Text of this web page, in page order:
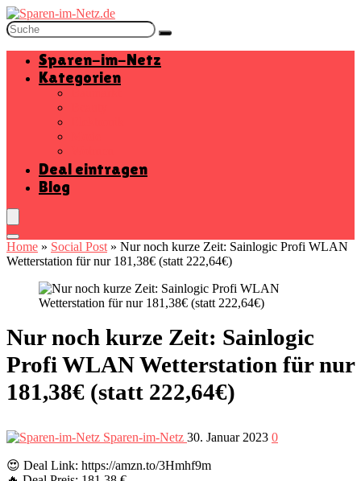
Sparen-im-Netz
Kategorien
Deal eintragen
Blog
Home » Social Post » Nur noch kurze Zeit: Sainlogic Profi WLAN
Wetterstation für nur 181,38€ (statt 222,64€)
Nur noch kurze Zeit: Sainlogic
Profi WLAN Wetterstation für nur
181,38€ (statt 222,64€)
Sparen-im-Netz 30. Januar 2023 0
😍 Deal Link: https://amzn.to/3Hmhf9m